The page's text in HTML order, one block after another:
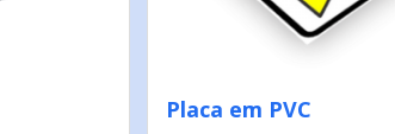
Placa em PVC